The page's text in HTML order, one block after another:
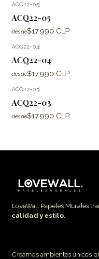
ACQ22-05
ACQ22-05
desde$17.990 CLP
ACQ22-04
ACQ22-04
desde$17.990 CLP
ACQ22-03|
ACQ22-03
desde$17.990 CLP
LoveWall Papeles Murales
calidad y estilo
Creamos ambientes únicos